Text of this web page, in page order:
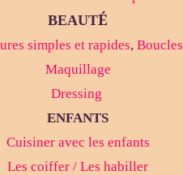
BEAUTÉ
simples et rapides, Boucles
Maquillage
Dressing
ENFANTS
Cuisiner avec les enfants
Les coiffer / Les habiller